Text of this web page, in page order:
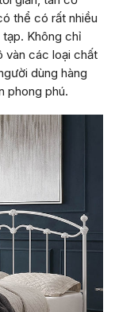
thể có rất nhiều
Không chỉ
vàn các loại chất
dùng hàng
phong phú.